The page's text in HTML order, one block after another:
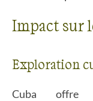
Impact sur
Exploration
Cuba offre